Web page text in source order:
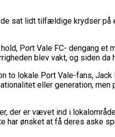
sat lidt tilfældige krydser på
Port Vale FC- dengang et
blev vakt, og siden
to lokale Port Vale-fans,
eller generation,
der er vævet ind i
ønsket at få deres aske